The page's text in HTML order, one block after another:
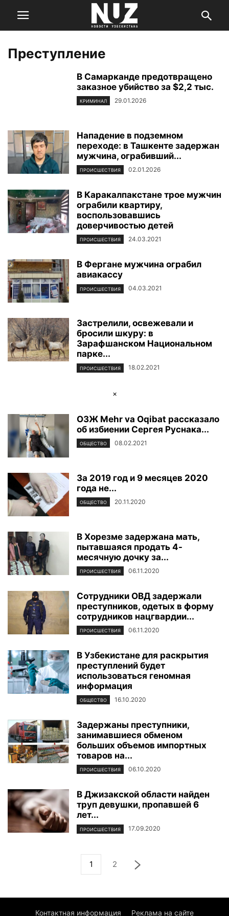
Преступление
В Самарканде предотвращено
заказное убийство за $2,2 тыс.
КРИМИНАЛ 29.01.2026
Нападение в подземном
переходе: в Ташкенте задержан
мужчина, ограбивший...
ПРОИСШЕСТВИЯ 02.01.2026
В Каракалпакстане трое мужчин
ограбили квартиру,
воспользовавшись
доверчивостью детей
ПРОИСШЕСТВИЯ 24.03.2021
В Фергане мужчина ограбил
авиакассу
ПРОИСШЕСТВИЯ 04.03.2021
Застрелили, освежевали и
бросили шкуру: в
Зарафшанском Национальном
парке...
ПРОИСШЕСТВИЯ 18.02.2021
×
ОЗЖ Mehr va Oqibat рассказало
об избиении Сергея Руснака...
ОБЩЕСТВО 08.02.2021
За 2019 год и 9 месяцев 2020
года не...
ОБЩЕСТВО 20.11.2020
В Хорезме задержана мать,
пытавшаяся продать 4-
месячную дочку за...
ПРОИСШЕСТВИЯ 06.11.2020
Сотрудники ОВД задержали
преступников, одетых в форму
сотрудников нацгвардии...
ПРОИСШЕСТВИЯ 06.11.2020
В Узбекистане для раскрытия
преступлений будет
использоваться геномная
информация
ОБЩЕСТВО 16.10.2020
Задержаны преступники,
занимавшиеся обменом
больших объемов импортных
товаров на...
ПРОИСШЕСТВИЯ 06.10.2020
В Джизакской области найден
труп девушки, пропавшей 6
лет...
ПРОИСШЕСТВИЯ 17.09.2020
1 2
Контактная информация Реклама на сайте